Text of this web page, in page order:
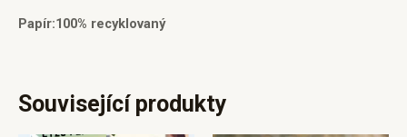
Papír:100% recyklovaný
Související produkty